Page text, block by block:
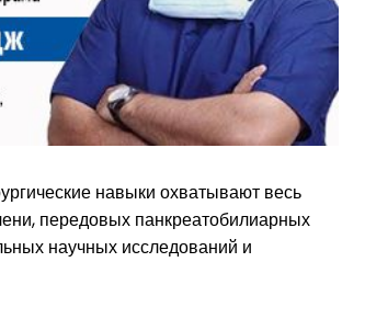
навыки охватывают весь
передовых панкреатобилиарных
научных исследований и